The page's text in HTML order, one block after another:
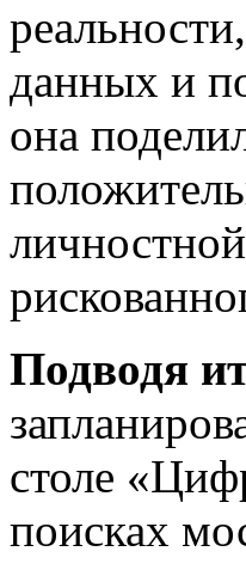
данных и
она
Подводя
столе
поисках